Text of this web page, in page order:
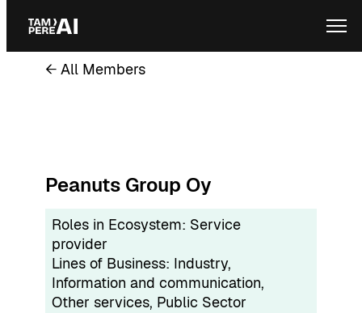
Skip
content
← All Members
Peanuts Group Oy
Roles in Ecosystem: Service
provider
Lines of Business: Industry
Information and communication
Other services, Public Sector